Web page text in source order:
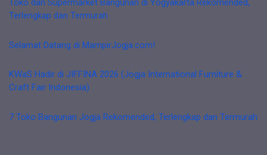
Toko dan Supermarket Bangunan di Yogyakarta Rekomended,
Terlengkap dan Termurah
Selamat Datang di MampirJogja.com!
KWaS Hadir di JIFFINA 2026 (Jogja International Furniture &
Craft Fair Indonesia)
7 Toko Bangunan Jogja Rekomended, Terlengkap dan Termurah